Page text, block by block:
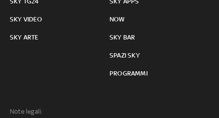
SKY VIDEO
SKY ARTE
NOW
SKY BAR
SPAZI SKY
PROGRAMMI
Note legali: